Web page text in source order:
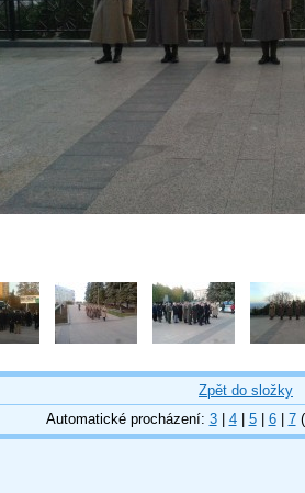
Zpět do složky
Automatické procházení: 3| 4| 5| 6| 7